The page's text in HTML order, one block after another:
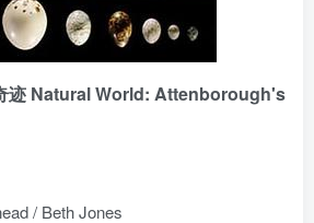
迹 Natural World: Attenborough's
/ Beth Jones